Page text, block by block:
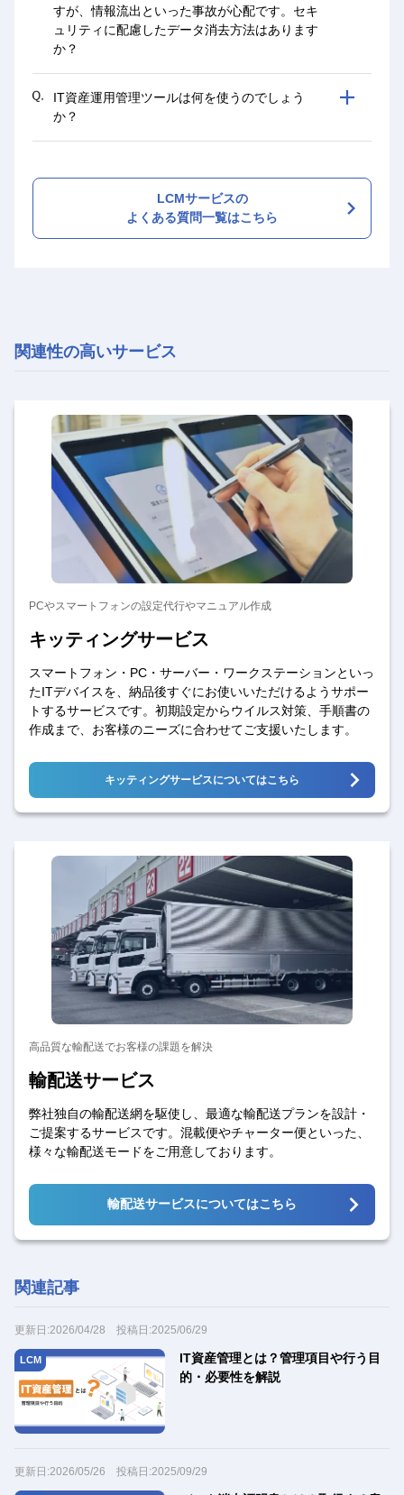
すが、情報流出といった事故が心配です。セキ
ュリティに配慮したデータ消去方法はあります
か？
IT資産運用管理ツールは何を使うのでしょう
か？
LCMサービスの
よくある質問一覧はこちら
関連性の高いサービス
PCやスマートフォンの設定代行やマニュアル作成
キッティングサービス
スマートフォン・PC・サーバー・ワークステーションといっ
たITデバイスを、納品後すぐにお使いいただけるようサポー
トするサービスです。初期設定からウイルス対策、手順書の
作成まで、お客様のニーズに合わせてご支援いたします。
キッティングサービスについてはこちら
高品質な輸配送でお客様の課題を解決
輸配送サービス
弊社独自の輸配送網を駆使し、最適な輸配送プランを設計・
ご提案するサービスです。混載便やチャーター便といった、
様々な輸配送モードをご用意しております。
輸配送サービスについてはこちら
関連記事
更新日:2026/04/28 投稿日:2025/06/29
LCM
IT資産管理とは？管理項目や行う目
的・必要性を解説
更新日:2026/05/26 投稿日:2025/09/29